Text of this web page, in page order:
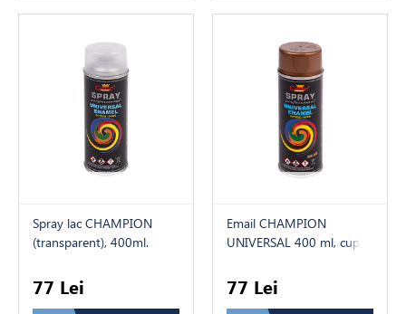
Spray lac CHAMPION
(transparent), 400ml.
77 Lei
Email CHAMPION
UNIVERSAL 400 ml, cupru
77 Lei